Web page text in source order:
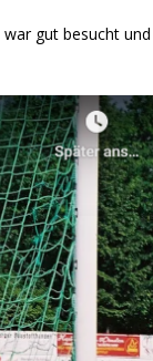
gut besucht